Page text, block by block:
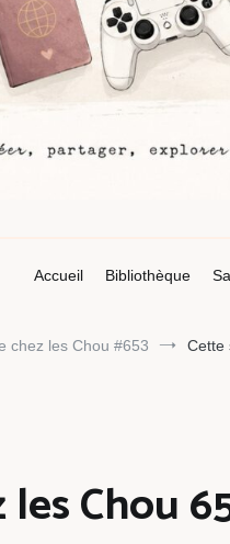
Accueil
Bibliothèque
chez les Chou #653 Cette
Chou